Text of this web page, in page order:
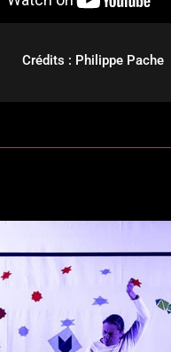
Crédits : Philippe Pache